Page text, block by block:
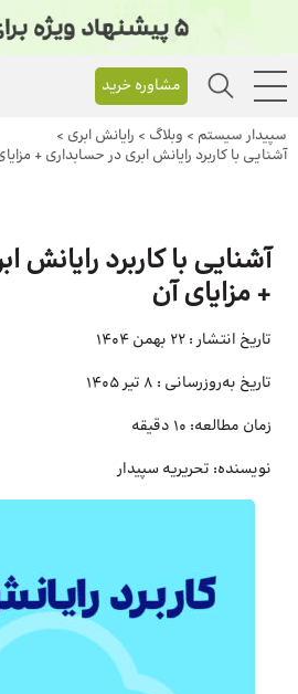
مشاوره خرید
سپیدار سیستم > وبلاگ > رایانش ابری >
آشنایی با کاربرد رایانش ابری در حسابداری +
آشنایی با کاربرد رایانش
+ مزایای آن
تاریخ انتشار : 22 بهمن 1404
تاریخ به‌روزرسانی : 8 تیر 1405
زمان مطالعه: 10 دقیقه
نویسنده: تحریریه سپیدار